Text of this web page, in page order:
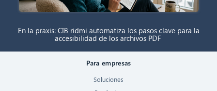
En la praxis: CIB ridmi automatiza los pasos clave para la
accesibilidad de los archivos PDF
Para empresas
Soluciones